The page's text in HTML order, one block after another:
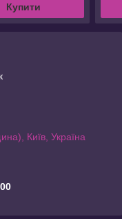
Купити
Київ, Україна